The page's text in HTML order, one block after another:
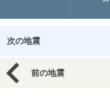
次の地震
前の地震